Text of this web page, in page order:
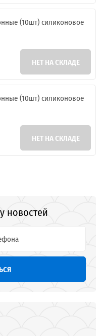
(10шт) силиконовое
НЕТ НА СКЛАДЕ
(10шт) силиконовое
НЕТ НА СКЛАДЕ
новостей